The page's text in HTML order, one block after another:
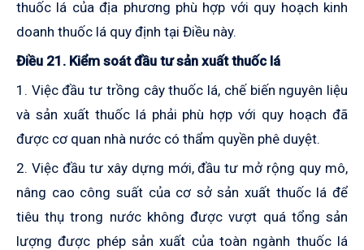
thuốc lá của địa phương phù hợp với quy hoạch kinh
doanh thuốc lá quy định tại Điều này.
Điều 21. Kiểm soát đầu tư sản xuất thuốc lá
1. Việc đầu tư trồng cây thuốc lá, chế biến nguyên liệu
và sản xuất thuốc lá phải phù hợp với quy hoạch đã
được cơ quan nhà nước có thẩm quyền phê duyệt.
2. Việc đầu tư xây dựng mới, đầu tư mở rộng quy mô,
nâng cao công suất của cơ sở sản xuất thuốc lá để
tiêu thụ trong nước không được vượt quá tổng sản
lượng được phép sản xuất của toàn ngành thuốc lá